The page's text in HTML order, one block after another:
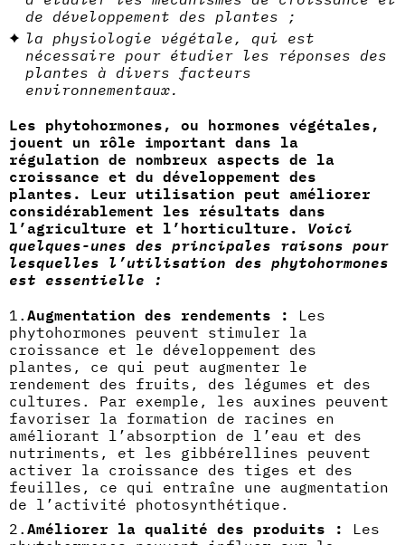
de développement des plantes ;
la physiologie végétale, qui est
nécessaire pour étudier les réponses des
plantes à divers facteurs
environnementaux.
Les phytohormones, ou hormones végétales,
jouent un rôle important dans la
régulation de nombreux aspects de la
croissance et du développement des
plantes. Leur utilisation peut améliorer
considérablement les résultats dans
l’agriculture et l’horticulture.
Voici
quelques-unes des principales raisons pour
lesquelles l’utilisation des phytohormones
est essentielle :
Augmentation des rendements :
Les
phytohormones peuvent stimuler la
croissance et le développement des
plantes, ce qui peut augmenter le
rendement des fruits, des légumes et des
cultures. Par exemple, les auxines peuvent
favoriser la formation de racines en
améliorant l’absorption de l’eau et des
nutriments, et les gibbérellines peuvent
activer la croissance des tiges et des
feuilles, ce qui entraîne une augmentation
de l’activité photosynthétique.
Améliorer la qualité des produits :
Les